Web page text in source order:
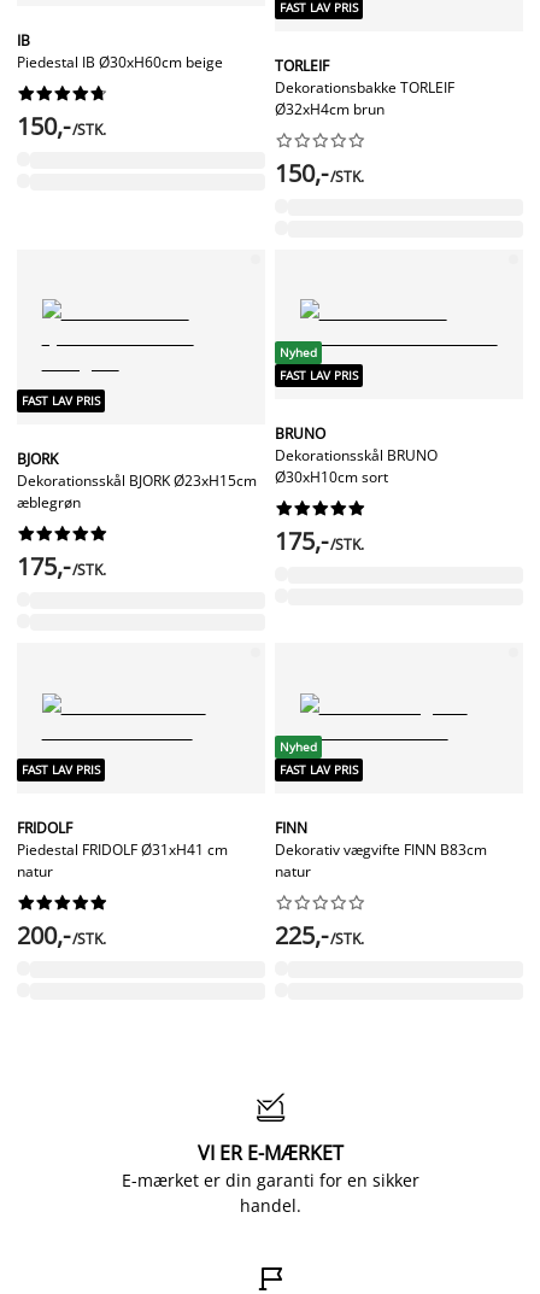
IB
Piedestal IB Ø30xH60cm beige






150,-/STK.
FAST LAV PRIS
TORLEIF
Dekorationsbakke TORLEIF
Ø32xH4cm brun






150,-/STK.
FAST LAV PRIS
BJORK
Dekorationsskål BJORK Ø23xH15cm
æblegrøn






175,-/STK.
Nyhed
FAST LAV PRIS
BRUNO
Dekorationsskål BRUNO
Ø30xH10cm sort






175,-/STK.
FAST LAV PRIS
FRIDOLF
Piedestal FRIDOLF Ø31xH41 cm
natur






200,-/STK.
Nyhed
FAST LAV PRIS
FINN
Dekorativ vægvifte FINN B83cm
natur






225,-/STK.

VI ER E-MÆRKET
E-mærket er din garanti for en sikker
handel.
